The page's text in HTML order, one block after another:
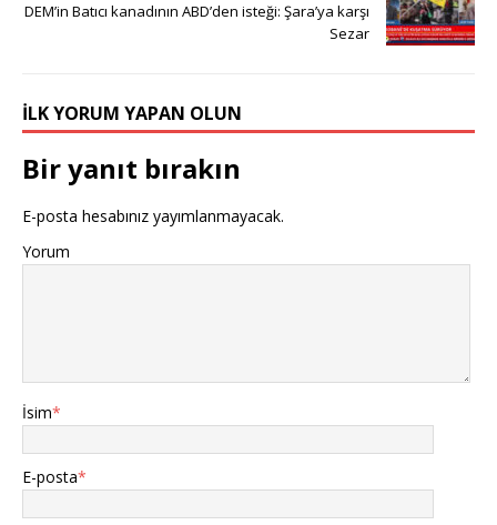
DEM’in Batıcı kanadının ABD’den isteği: Şara’ya karşı
Sezar
İLK YORUM YAPAN OLUN
Bir yanıt bırakın
E-posta hesabınız yayımlanmayacak.
Yorum
İsim*
E-posta*